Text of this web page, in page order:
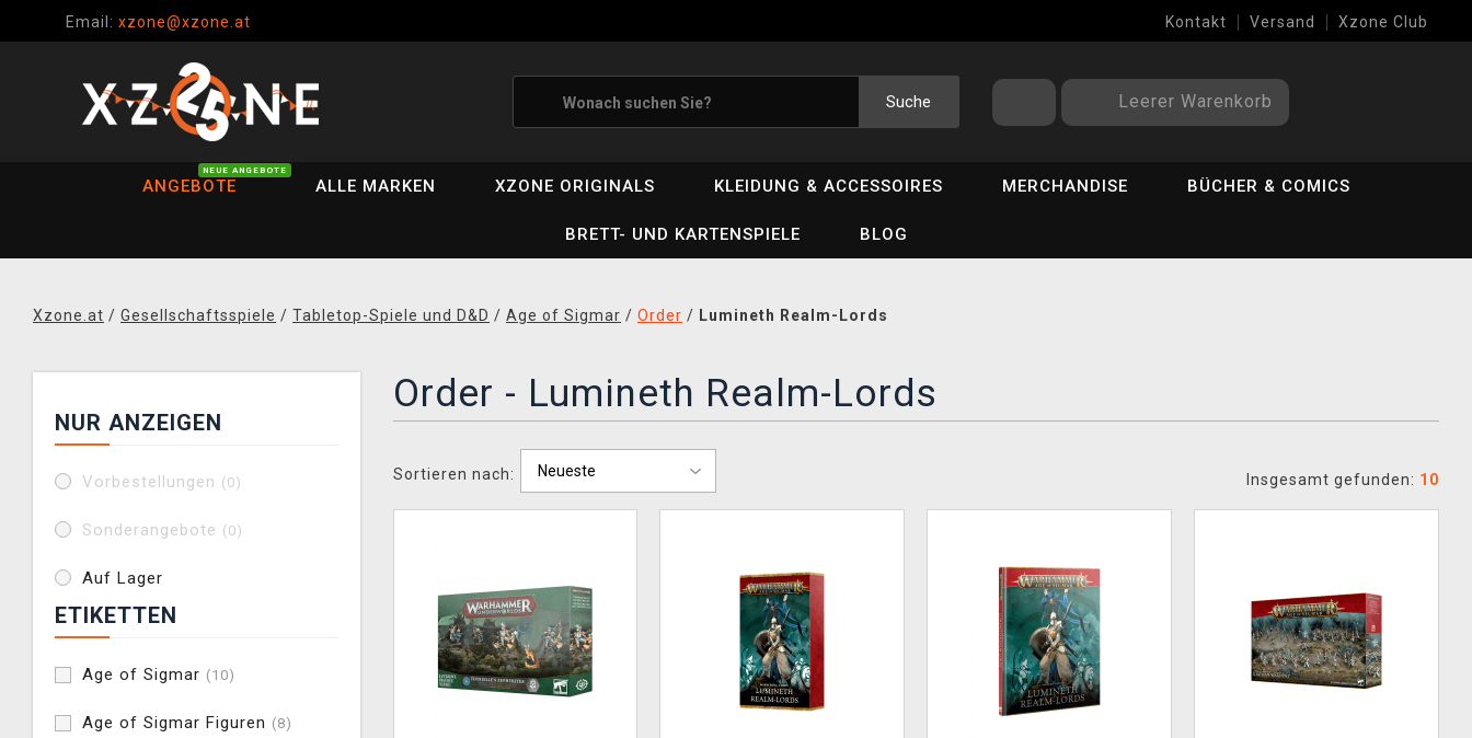
Email: xzone@xzone.at Kontakt Versand Xzone Club
Suche Leerer Warenkorb
ANGEBOTE
NEUE ANGEBOTE
ALLE MARKEN XZONE ORIGINALS KLEIDUNG & ACCESSOIRES MERCHANDISE BÜCHER & COMICS
BRETT- UND KARTENSPIELE BLOG
Xzone.at / Gesellschaftsspiele / Tabletop-Spiele und D&D / Age of Sigmar / Order / Lumineth Realm-Lords
NUR ANZEIGEN
Vorbestellungen (0)
Sonderangebote (0)
Auf Lager
ETIKETTEN
Age of Sigmar (10)
Age of Sigmar Figuren (8)
Order - Lumineth Realm-Lords
Sortieren nach: Insgesamt gefunden: 10